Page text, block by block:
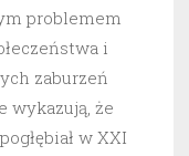
problemem
i
zaburzeń
wykazują, że
w XXI